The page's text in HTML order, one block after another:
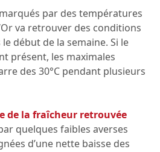
par des températures
va retrouver des conditions
début de la semaine. Si le
présent, les maximales
des 30°C pendant plusieurs
de la fraîcheur retrouvée
quelques faibles averses
d’une nette baisse des